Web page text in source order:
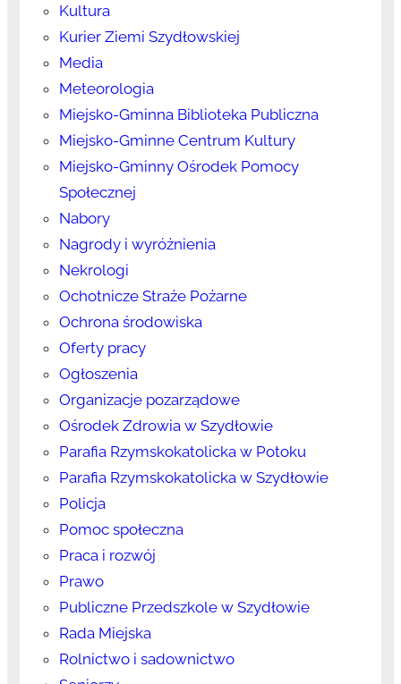
Kultura
Kurier Ziemi Szydłowskiej
Media
Meteorologia
Miejsko-Gminna Biblioteka Publiczna
Miejsko-Gminne Centrum Kultury
Miejsko-Gminny Ośrodek Pomocy
Społecznej
Nabory
Nagrody i wyróżnienia
Nekrologi
Ochotnicze Straże Pożarne
Ochrona środowiska
Oferty pracy
Ogłoszenia
Organizacje pozarządowe
Ośrodek Zdrowia w Szydłowie
Parafia Rzymskokatolicka w Potoku
Parafia Rzymskokatolicka w Szydłowie
Policja
Pomoc społeczna
Praca i rozwój
Prawo
Publiczne Przedszkole w Szydłowie
Rada Miejska
Rolnictwo i sadownictwo